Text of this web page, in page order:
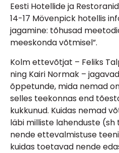
Eesti Hotellide ja
14-17 Mövenpick hotellis
jagamine: tõhusad
meeskonda võtmisel”.
Kolm ettevõtjat – Feliks
ning Kairi Normak –
õppetunde, mida nemad
selles teekonnas end
kukkunud. Kuidas nemad
läbi milliste lahenduste
nende ettevalmistuse
kuidas toetavad nende